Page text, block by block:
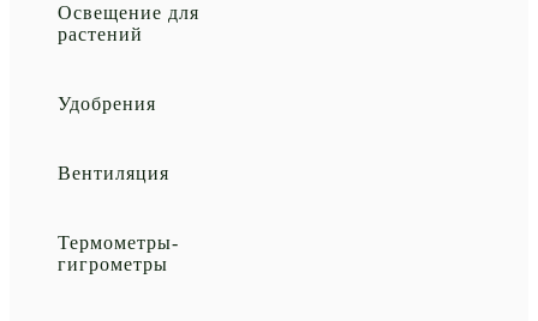
Освещение для
растений
Удобрения
Вентиляция
Термометры-
гигрометры